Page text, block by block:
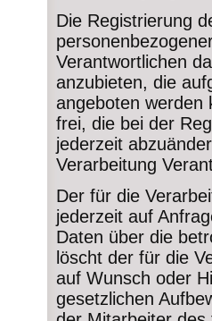
Die Registrierung
Verantwortlichen
anzubieten, die
angeboten werden
frei, die bei der
jederzeit
Verarbeitung
Der für die
jederzeit auf
Daten über die
löscht der für die
auf Wunsch oder
gesetzlichen